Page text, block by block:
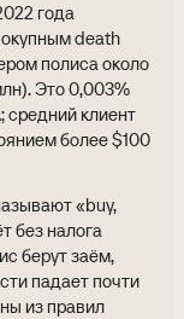
года
death
полиса около
Это 0,003%
клиент
более $100
«buy,
без налога
берут заём,
падает почти
из правил